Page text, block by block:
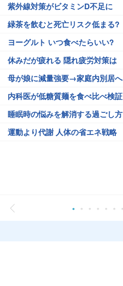
紫外線対策がビタミンD不足に
緑茶を飲むと死亡リスク低まる?
ヨーグルト いつ食べたらいい?
休みだが疲れる 隠れ疲労対策は
母が娘に減量強要→家庭内別居へ
内科医が低糖質麺を食べ比べ検証
睡眠時の悩みを解消する過ごし方
運動より代謝 人体の省エネ戦略